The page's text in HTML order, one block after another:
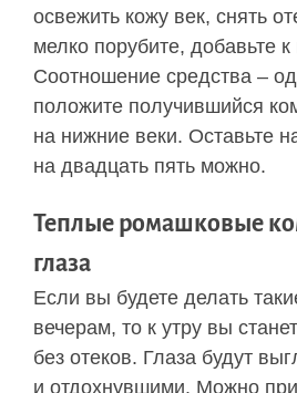
освежить кожу век, снять
мелко порубите, добавьте
Соотношение средства –
положите получившийся
на нижние веки. Оставьте
на двадцать пять можно.
Теплые ромашковые
глаза
Если вы будете делать
вечерам, то к утру вы
без отеков. Глаза будут
и отдохнувшими. Можно